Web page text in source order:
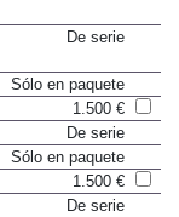
De serie
Sólo en paquete
1.500 €
De serie
Sólo en paquete
1.500 €
De serie